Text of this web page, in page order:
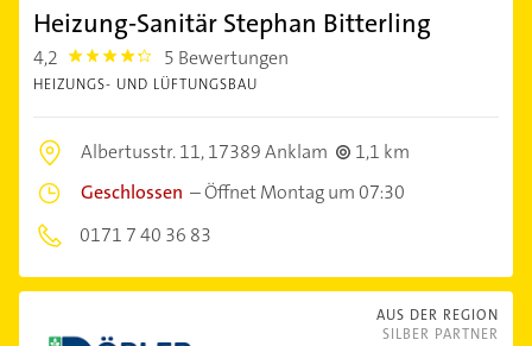
Heizung-Sanitär Stephan Bitterling
4,2 4.2000003 5 Bewertungen
HEIZUNGS- UND LÜFTUNGSBAU
Albertusstr. 11,17389 Anklam
1,1 km
Geschlossen –Öffnet Montag um 07:30
0171 7 40 36 83
AUS DER REGION
SILBER PARTNER